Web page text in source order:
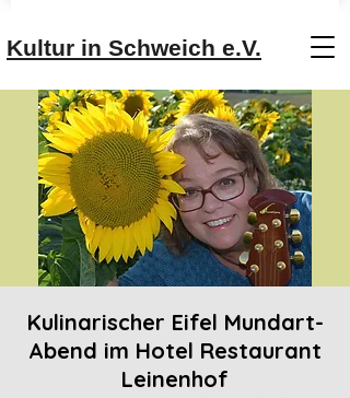
Kultur in Schweich e.V.
Kulinarischer Eifel Mundart-
Abend im Hotel Restaurant
Leinenhof